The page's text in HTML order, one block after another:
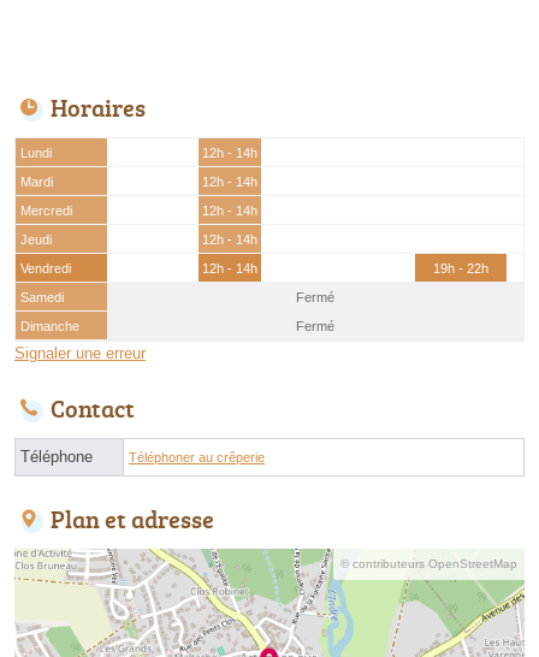
Horaires
Lundi
12h - 14h
Mardi
12h - 14h
Mercredi
12h - 14h
Jeudi
12h - 14h
Vendredi
12h - 14h
19h - 22h
Samedi
Fermé
Dimanche
Fermé
Signaler une erreur
Contact
Téléphone Téléphoner au crêperie
Plan et adresse
© contributeurs OpenStreetMap